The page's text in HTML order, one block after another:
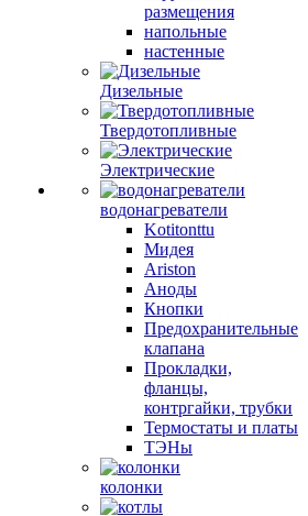
размещения
напольные
настенные
Дизельные
Твердотопливные
Электрические
водонагреватели
Kotitonttu
Мидея
Ariston
Аноды
Кнопки
Предохранительные
клапана
Прокладки,
фланцы,
контргайки, трубки
Термостаты и платы
ТЭНы
колонки